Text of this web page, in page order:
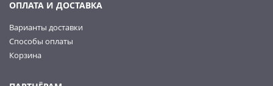
ОПЛАТА И ДОСТАВКА
Варианты доставки
Способы оплаты
Корзина